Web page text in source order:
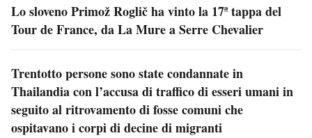
Lo sloveno Primož Roglič ha vinto la 17ª tappa del
Tour de France, da La Mure a Serre Chevalier
Trentotto persone sono state condannate in
Thailandia con l’accusa di traffico di esseri umani in
seguito al ritrovamento di fosse comuni che
ospitavano i corpi di decine di migranti